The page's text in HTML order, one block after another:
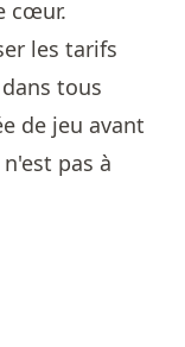
cœur.
les tarifs
tous
de jeu avant
pas à